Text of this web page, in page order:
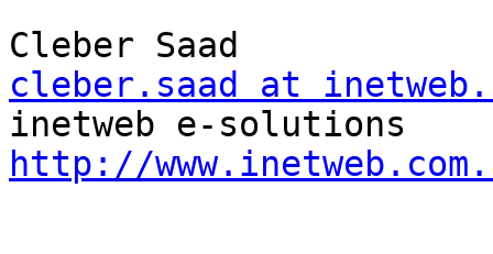
cleber.saad at
http://